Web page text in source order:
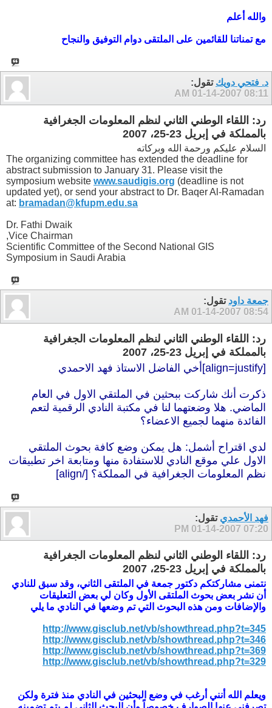
والله أعلم
مع تمناتنا للقائمين على الملتقى دوام التوفيق والنجاح
د. فتحي دويك تقول:
01-14-2007 08:11 AM
رد: اللقاء الوطني الثاني لنظم المعلومات الجغرافية
بالمملكة في إبريل 23-25، 2007
السلام عليكم ورحمة الله وبركاته
The organizing committee has extended the deadline for
abstract submission to January 31. Please visit the
symposium website www.saudigis.org (deadline is not
updated yet), or send your abstract to Dr. Baqer Al-Ramadan
at: bramadan@kfupm.edu.sa
Dr. Fathi Dwaik
Vice Chairman,
Scientific Committee of the Second National GIS
Symposium in Saudi Arabia
جمعة داود تقول:
01-14-2007 08:54 AM
رد: اللقاء الوطني الثاني لنظم المعلومات الجغرافية
بالمملكة في إبريل 23-25، 2007
[align=justify]أخي الفاضل الاستاذ فهد الاحمدي
ذكرت أنك شاركت ببحثين في الملتقي الاول في العام
الماضي. هلا وضعتهما لنا في مكتبة النادي الرقمية لتعم
الفائدة منهما لجميع الاعضاء؟
لدي اقتراح أشمل: هل يمكن وضع كافة بحوث الملتقي
الاول علي موقع النادي للاستفادة منها ومتابعة اخر تطبيقات
نظم المعلومات الجغرافية في المملكة؟ [/align]
فهد الأحمدي تقول:
01-14-2007 07:20 PM
رد: اللقاء الوطني الثاني لنظم المعلومات الجغرافية
بالمملكة في إبريل 23-25، 2007
نتمنى مشاركتكم دكتور جمعة في الملتقى الثاني، وقد سبق للنادي
أن نشر بعض بحوث الملتقى الأول وكان لي بعض التعليقات
والإضافات ومن هذه البحوث التي تم وضعها في النادي ما يلي
http://www.gisclub.net/vb/showthread.php?t=345
http://www.gisclub.net/vb/showthread.php?t=346
http://www.gisclub.net/vb/showthread.php?t=369
http://www.gisclub.net/vb/showthread.php?t=329
ويعلم الله أنني أرغب في وضع البحثين في النادي منذ فترة ولكن